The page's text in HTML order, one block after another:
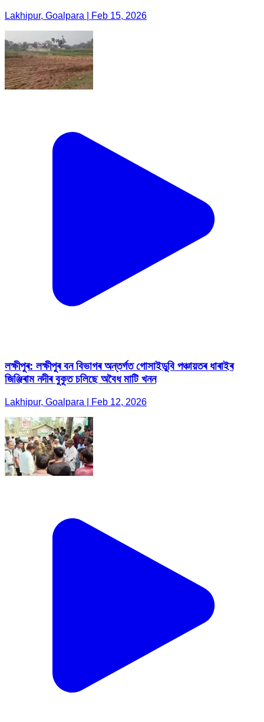
Lakhipur, Goalpara | Feb 15, 2026
লক্ষীপুৰ: লক্ষীপুৰ বন বিভাগৰ অন্তৰ্গত গোসাইডুবি পঞ্চায়তৰ ধাৰাইৰ
জিঞ্জিৰাম নদীৰ বুকুত চলিছে অবৈধ মাটি খনন
Lakhipur, Goalpara | Feb 12, 2026